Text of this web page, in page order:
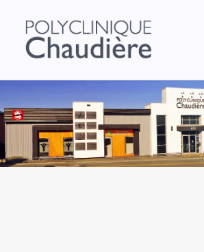
À PROPOS
SERVICES
NOUVELLES